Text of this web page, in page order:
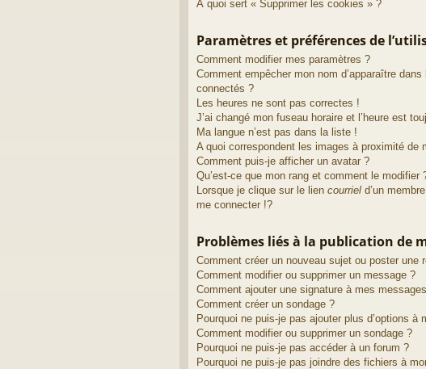
À quoi sert « Supprimer les cookies » ?
Paramètres et préférences de
Comment modifier mes paramètres ?
Comment empêcher mon nom d’apparaître
connectés ?
Les heures ne sont pas correctes !
J’ai changé mon fuseau horaire et l’heure est
Ma langue n’est pas dans la liste !
A quoi correspondent les images à proximité de
Comment puis-je afficher un avatar ?
Qu’est-ce que mon rang et comment le modifier
Lorsque je clique sur le lien courriel d’un
me connecter !?
Problèmes liés à la publication de
Comment créer un nouveau sujet ou poster une
Comment modifier ou supprimer un message ?
Comment ajouter une signature à mes
Comment créer un sondage ?
Pourquoi ne puis-je pas ajouter plus d’options à
Comment modifier ou supprimer un sondage ?
Pourquoi ne puis-je pas accéder à un forum ?
Pourquoi ne puis-je pas joindre des fichiers à